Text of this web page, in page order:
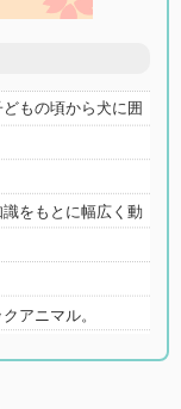
もの頃から犬に囲
をもとに幅広く動
アニマル。